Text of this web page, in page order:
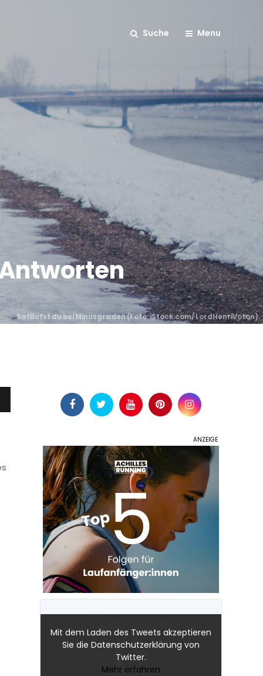
Suche Menu
So läufst du bei Minusgraden (Foto: iStock.com/ LordHenriVoton).
Mit dem Laden des Tweets akzeptieren
Sie die Datenschutzerklärung von
Twitter.
Mehr erfahren